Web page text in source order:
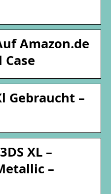
Amazon.de
Case
Gebraucht –
XL –
–